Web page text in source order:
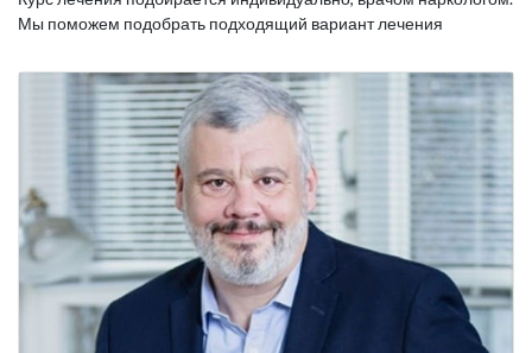
Мы поможем подобрать подходящий вариант лечения